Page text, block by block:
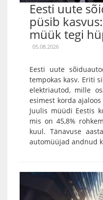
Eesti uute
püsib
müük tegi
05.08.2026
Eesti uute
tempokas kasv. Eriti
elektriautod, mille
esimest korda
Juulis müüdi Eestis
mis on 45,8%
kuul. Tänavuse
automüüjad andnud